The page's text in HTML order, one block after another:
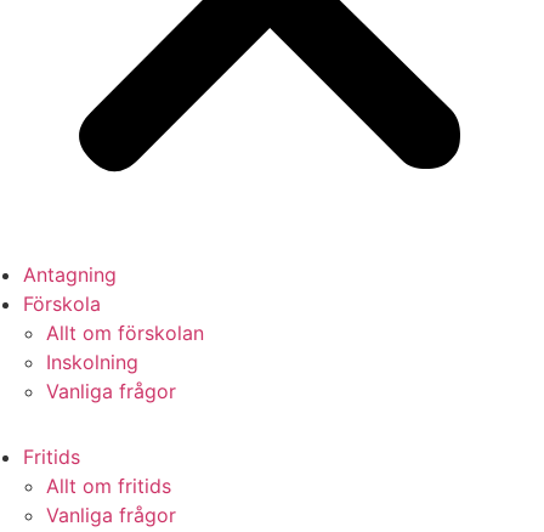
Antagning
Förskola
Allt om förskolan
Inskolning
Vanliga frågor
Fritids
Allt om fritids
Vanliga frågor